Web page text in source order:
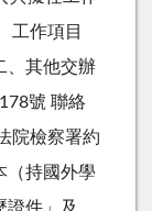
工作項目
、其他交辦
號 聯絡
院檢察署約
（持國外學
證件」及